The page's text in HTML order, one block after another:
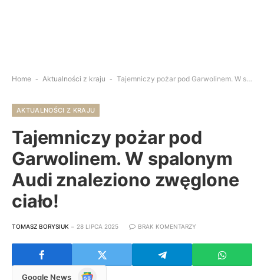
Home - Aktualności z kraju - Tajemniczy pożar pod Garwolinem. W spalonym Audi znaleziono zwęglone ciało!
AKTUALNOŚCI Z KRAJU
Tajemniczy pożar pod
Garwolinem. W spalonym
Audi znaleziono zwęglone
ciało!
TOMASZ BORYSIUK 28 LIPCA 2025 BRAK KOMENTARZY
Google News Google